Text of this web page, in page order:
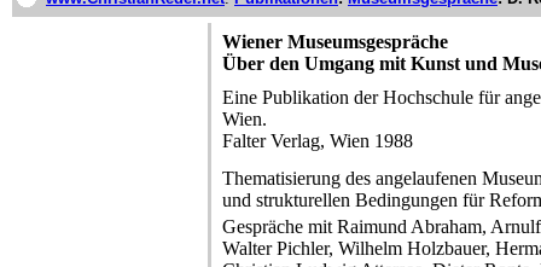
Wiener Museumsgespräche
Über den Umgang mit Kunst und
Eine Publikation der Hochschule für
Wien.
Falter Verlag, Wien 1988
Thematisierung des angelaufenen
und strukturellen Bedingungen für
Gespräche mit Raimund Abraham,
Walter Pichler, Wilhelm Holzbauer,